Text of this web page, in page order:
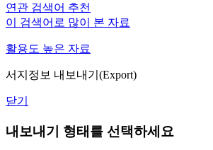
연관 검색어 추천
이 검색어로 많이 본 자료
활용도 높은 자료
서지정보 내보내기(Export)
닫기
내보내기 형태를 선택하세요